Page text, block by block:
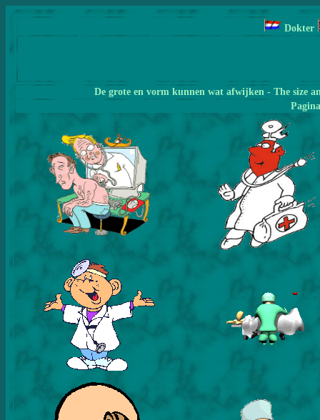
Dokter
De grote en vorm kunnen wat afwijken - The size